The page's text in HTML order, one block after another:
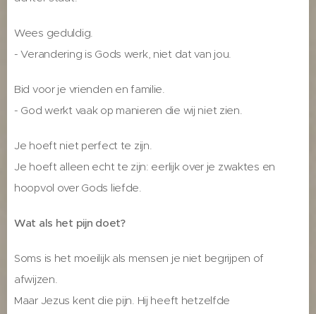
Wees geduldig.
- Verandering is Gods werk, niet dat van jou.
Bid voor je vrienden en familie.
- God werkt vaak op manieren die wij niet zien.
Je hoeft niet perfect te zijn.
Je hoeft alleen echt te zijn: eerlijk over je zwaktes en
hoopvol over Gods liefde.
Wat als het pijn doet?
Soms is het moeilijk als mensen je niet begrijpen of
afwijzen.
Maar Jezus kent die pijn. Hij heeft hetzelfde